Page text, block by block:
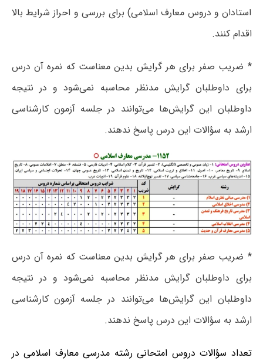
استادان و دروس معارف اسلامی) برای بررسی و احراز شرایط بالا
اقدام کنند.
* ضریب صفر برای هر گرایش بدین معناست که نمره آن درس
برای داوطلبان گرایش مدنظر محاسبه نمی‌شود و در نتیجه
داوطلبان این گرایش‌ها می‌توانند در جلسه آزمون کارشناسی
ارشد به سؤالات این درس پاسخ ندهند.
* ضریب صفر برای هر گرایش بدین معناست که نمره آن درس
برای داوطلبان گرایش مدنظر محاسبه نمی‌شود و در نتیجه
داوطلبان این گرایش‌ها می‌توانند در جلسه آزمون کارشناسی
ارشد به سؤالات این درس پاسخ ندهند.
تعداد سؤالات دروس امتحانی رشته مدرسی معارف اسلامی در